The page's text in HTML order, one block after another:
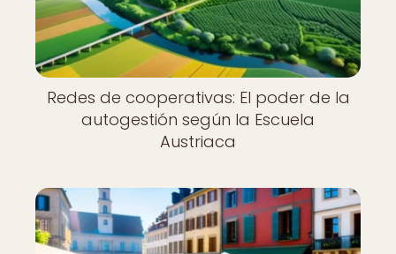
Redes de cooperativas: El poder de la
autogestión según la Escuela
Austriaca